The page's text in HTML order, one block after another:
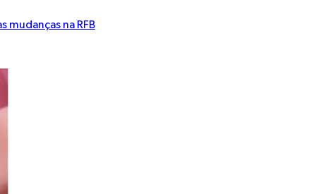
mudanças na RFB